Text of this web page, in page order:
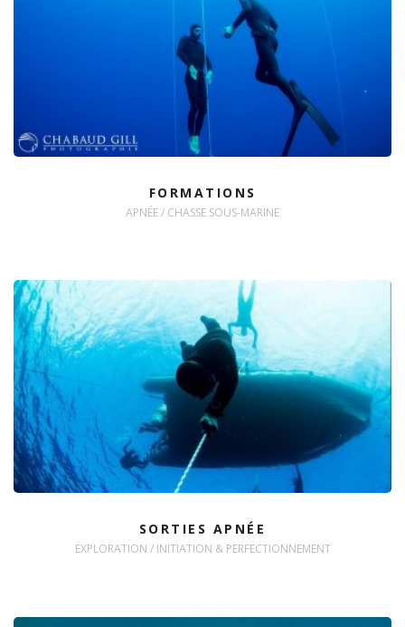
FORMATIONS
APNÉE / CHASSE SOUS-MARINE
SORTIES APNÉE
EXPLORATION / INITIATION & PERFECTIONNEMENT